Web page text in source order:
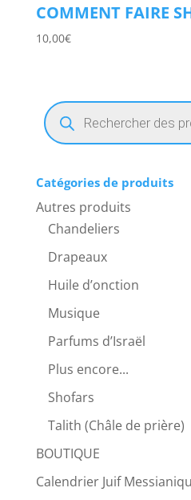
COMMENT FAIRE
10,00€
Recherche
de
produits
Catégories de produits
Autres produits
Chandeliers
Drapeaux
Huile d’onction
Musique
Parfums d’Israël
Plus encore...
Shofars
Talith (Châle de prière)
BOUTIQUE
Calendrier Juif